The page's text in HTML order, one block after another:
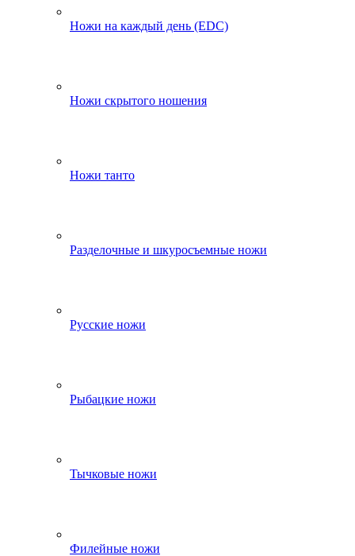
Ножи на каждый день (EDC)
Ножи скрытого ношения
Ножи танто
Разделочные и шкуросъемные ножи
Русские ножи
Рыбацкие ножи
Тычковые ножи
Филейные ножи